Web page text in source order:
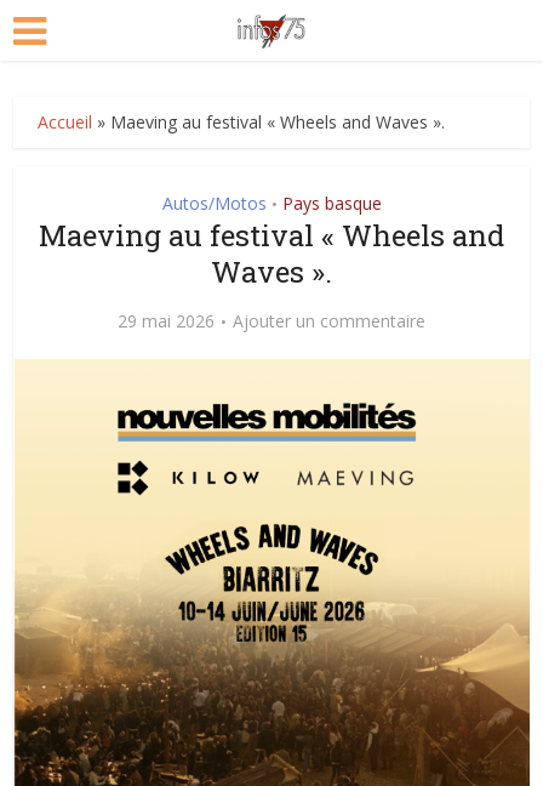
Accueil » Maeving au festival « Wheels and Waves ».
Autos/Motos • Pays basque
Maeving au festival « Wheels and
Waves ».
29 mai 2026 Ajouter un commentaire